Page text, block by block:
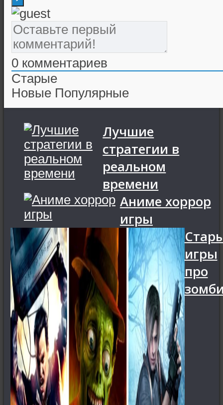
0 комментариев
Старые
Новые Популярные
Лучшие
стратегии в
реальном
времени
Аниме хоррор
игры
игры
про